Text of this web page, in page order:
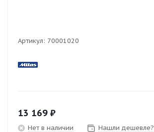
Артикул: 70001020
13 169 ₽
Нет в наличии Нашли дешевле?